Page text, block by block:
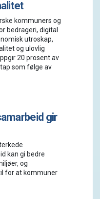
kommuners og
bedrageri, digital
utroskap,
og ulovlig
20 prosent av
som følge av
gir
kan gi bedre
og
for at kommuner